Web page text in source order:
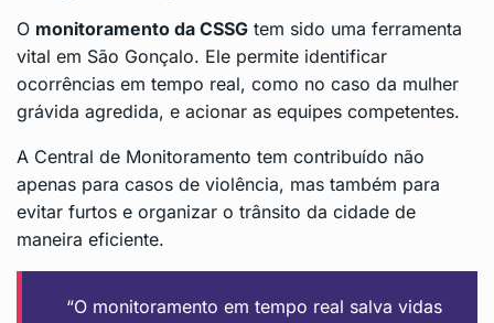
O monitoramento da CSSG tem sido uma ferramenta
vital em São Gonçalo. Ele permite identificar
ocorrências em tempo real, como no caso da mulher
grávida agredida, e acionar as equipes competentes.
A Central de Monitoramento tem contribuído não
apenas para casos de violência, mas também para
evitar furtos e organizar o trânsito da cidade de
maneira eficiente.
“O monitoramento em tempo real salva vidas